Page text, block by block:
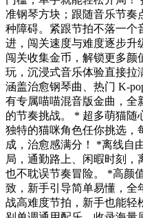
准钢琴方块；跟随音乐节奏
种障碍。紧跟节拍不落一个
进，闯关速度与难度逐步升
闯关收集金币，解锁更多颜
玩，沉浸式音乐体验直接
涵盖治愈钢琴曲、热门 K-
有专属喵喵混音版金曲，全
的节奏挑战。 * 超多萌猫随
独特的猫咪角色任你挑选，
成，治愈感满分！ *离线自
局，通勤路上、闲暇时刻
也不耽误节奏冒险。 *高颜
致，新手引导简单易懂，全
战高难度节拍，新手也能轻